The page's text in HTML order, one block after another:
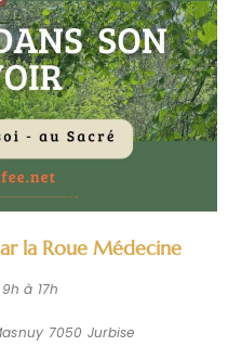
la Roue Médecine
à 17h
7050 Jurbise